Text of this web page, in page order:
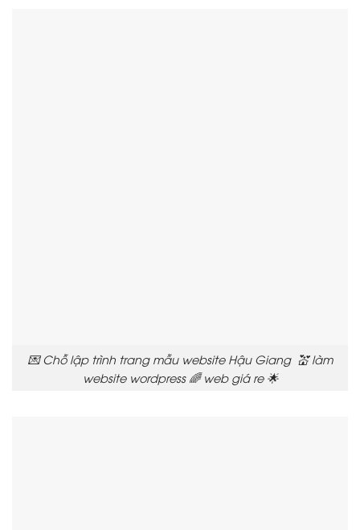
💌 Chỗ lập trình trang mẫu website Hậu Giang 💒 làm
website wordpress 🌈 web giá re 🌟